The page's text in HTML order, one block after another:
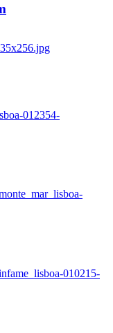
012354-
010215-